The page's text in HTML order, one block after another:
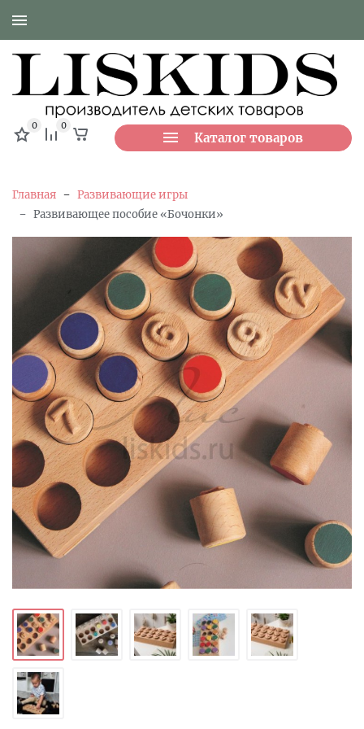
Каталог товаров
0 0
Главная - Развивающие игры
- Развивающее пособие «Бочонки»